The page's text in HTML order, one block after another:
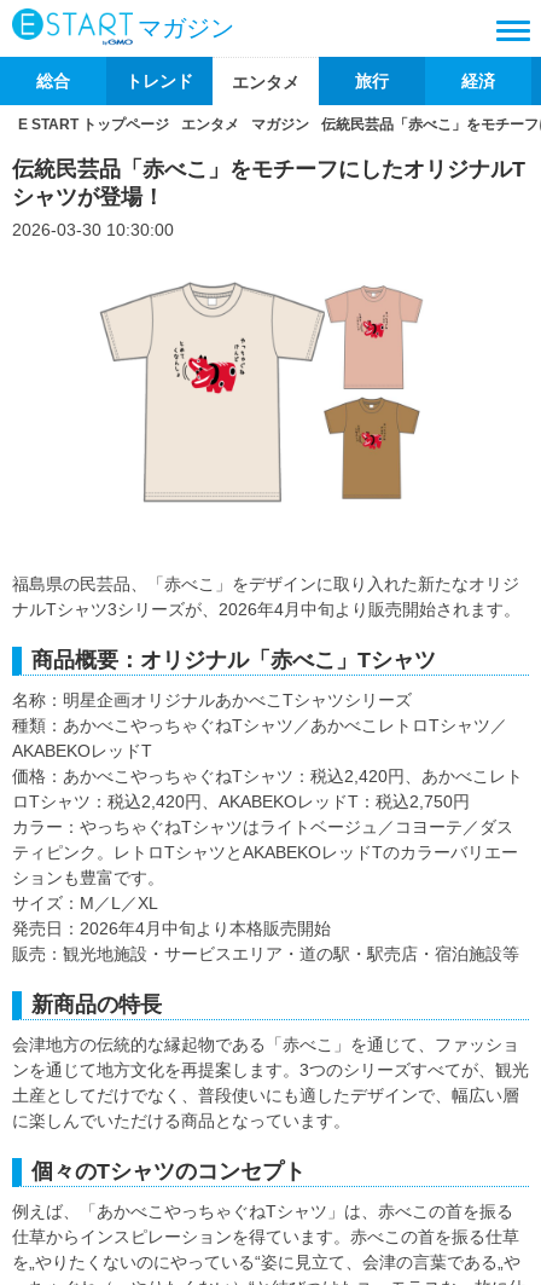
マガジン
総合 トレンド エンタメ 旅行 経済
E START トップページ エンタメ マガジン 伝統民芸品「赤べこ」をモチー
伝統民芸品「赤べこ」をモチーフにしたオリジナルT
シャツが登場！
2026-03-30 10:30:00
福島県の民芸品、「赤べこ」をデザインに取り入れた新たなオリジ
ナルTシャツ3シリーズが、2026年4月中旬より販売開始されます。
商品概要：オリジナル「赤べこ」Tシャツ
名称：明星企画オリジナルあかべこTシャツシリーズ
種類：あかべこやっちゃぐねTシャツ／あかべこレトロTシャツ／
AKABEKOレッドT
価格：あかべこやっちゃぐねTシャツ：税込2,420円、あかべこレト
ロTシャツ：税込2,420円、AKABEKOレッドT：税込2,750円
カラー：やっちゃぐねTシャツはライトベージュ／コヨーテ／ダス
ティピンク。レトロTシャツとAKABEKOレッドTのカラーバリエー
ションも豊富です。
サイズ：M／L／XL
発売日：2026年4月中旬より本格販売開始
販売：観光地施設・サービスエリア・道の駅・駅売店・宿泊施設等
新商品の特長
会津地方の伝統的な縁起物である「赤べこ」を通じて、ファッショ
ンを通じて地方文化を再提案します。3つのシリーズすべてが、観光
土産としてだけでなく、普段使いにも適したデザインで、幅広い層
に楽しんでいただける商品となっています。
個々のTシャツのコンセプト
例えば、「あかべこやっちゃぐねTシャツ」は、赤べこの首を振る
仕草からインスピレーションを得ています。赤べこの首を振る仕草
を„やりたくないのにやっている“姿に見立て、会津の言葉である„や